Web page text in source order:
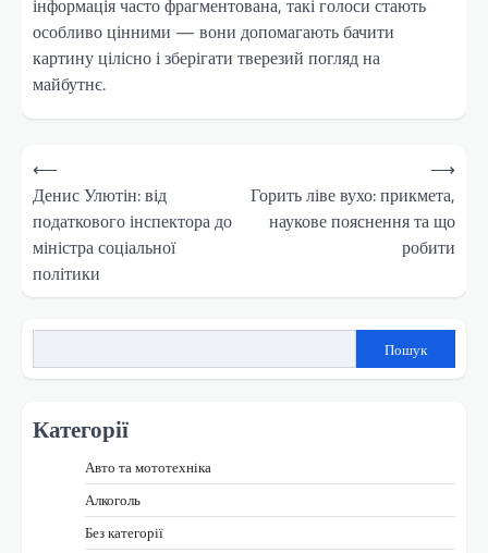
інформація часто фрагментована, такі голоси стають
особливо цінними — вони допомагають бачити
картину цілісно і зберігати тверезий погляд на
майбутнє.
Навігація
записів
⟵
Денис Улютін: від
податкового інспектора до
міністра соціальної
політики
Горить ліве вухо: прикмета,
наукове пояснення та що
робити
⟶
Пошук
Категорії
Авто та мототехніка
Алкоголь
Без категорії